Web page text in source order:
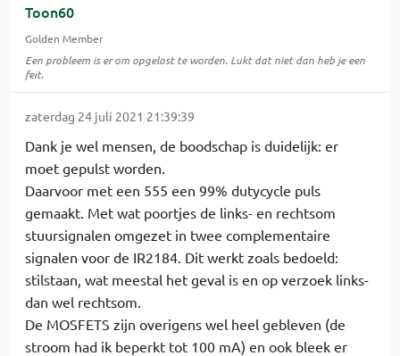
Toon60
Golden Member
Een probleem is er om opgelost te worden. Lukt dat niet dan heb je een
feit.
zaterdag 24 juli 2021 21:39:39
Dank je wel mensen, de boodschap is duidelijk: er
moet gepulst worden.
Daarvoor met een 555 een 99% dutycycle puls
gemaakt. Met wat poortjes de links- en rechtsom
stuursignalen omgezet in twee complementaire
signalen voor de IR2184. Dit werkt zoals bedoeld:
stilstaan, wat meestal het geval is en op verzoek links-
dan wel rechtsom.
De MOSFETS zijn overigens wel heel gebleven (de
stroom had ik beperkt tot 100 mA) en ook bleek er